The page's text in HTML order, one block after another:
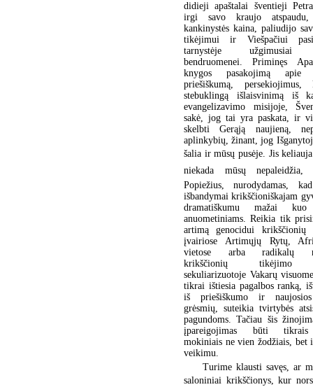
didieji apaštalai šventieji
irgi savo kraujo atspaudu,
kankinystės kaina, paliudijo
tikėjimui ir Viešpačiui
tarnystėje užgimusiai
bendruomenei. Priminęs
knygos pasakojimą
priešiškumą,
stebuklingą išlaisvinimą iš
evangelizavimo misijoje,
sakė, jog tai yra paskata, ir
skelbti Gerąją naujieną,
aplinkybių, žinant, jog
šalia ir mūsų pusėje. Jis
niekada mūsų
Popiežius, nurodydamas,
išbandymai krikščioniškajam
dramatiškumu mažai kuo
anuometiniams. Reikia tik
artimą genocidui krikščionių
įvairiose Artimųjų Rytų,
vietose arba radikalų
krikščionių tikėjimo
sekuliarizuotoje Vakarų
tikrai ištiesia pagalbos ranką,
iš priešiškumo ir naujosios
grėsmių, suteikia tvirtybės
pagundoms. Tačiau šis
įpareigojimas būti tikrais
mokiniais ne vien žodžiais, bet
veikimu.
Turime klausti savęs, ar
saloniniai krikščionys, kur